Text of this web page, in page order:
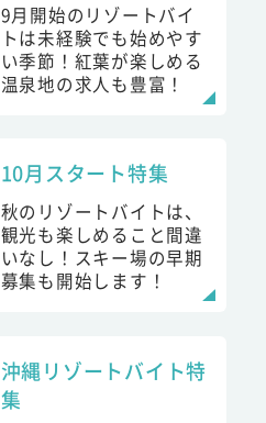
9月開始のリゾートバイ
トは未経験でも始めやす
い季節！紅葉が楽しめる
温泉地の求人も豊富！
10月スタート特集
秋のリゾートバイトは、
観光も楽しめること間違
いなし！スキー場の早期
募集も開始します！
沖縄リゾートバイト特
集